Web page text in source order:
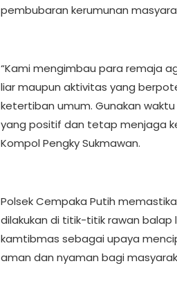
pembubaran kerumunan
“Kami mengimbau para remaja
liar maupun aktivitas yang
ketertiban umum. Gunakan
yang positif dan tetap menjaga
Kompol Pengky Sukmawan.
Polsek Cempaka Putih
dilakukan di titik-titik rawan balap
kamtibmas sebagai upaya
aman dan nyaman bagi